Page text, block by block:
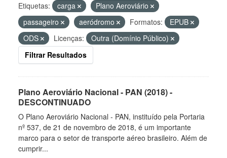
Etiquetas: carga
Plano Aeroviário
passageiro
aeródromo Formatos:
EPUB
ODS
Licenças:
Outra (Domínio Público)
Filtrar Resultados
Plano Aeroviário Nacional - PAN (2018) -
DESCONTINUADO
O Plano Aeroviário Nacional - PAN, instituído pela Portaria
nº 537, de 21 de novembro de 2018, é um importante
marco para o setor de transporte aéreo brasileiro. Além de
cumprir...